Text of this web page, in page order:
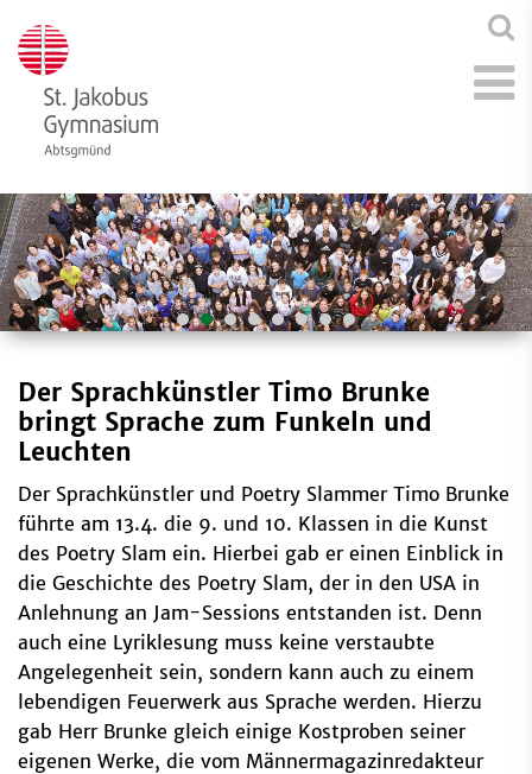
Der Sprachkünstler Timo Brunke
bringt Sprache zum Funkeln und
Leuchten
Der Sprachkünstler und Poetry Slammer Timo Brunke
führte am 13.4. die 9. und 10. Klassen in die Kunst
des Poetry Slam ein. Hierbei gab er einen Einblick in
die Geschichte des Poetry Slam, der in den USA in
Anlehnung an Jam-Sessions entstanden ist. Denn
auch eine Lyriklesung muss keine verstaubte
Angelegenheit sein, sondern kann auch zu einem
lebendigen Feuerwerk aus Sprache werden. Hierzu
gab Herr Brunke gleich einige Kostproben seiner
eigenen Werke, die vom Männermagazinredakteur